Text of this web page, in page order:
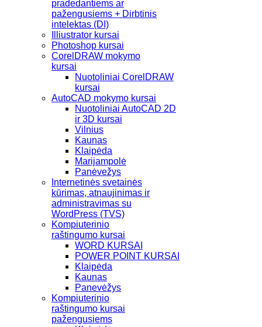
pradedantiems ar
pažengusiems + Dirbtinis
intelektas (DI)
Illiustrator kursai
Photoshop kursai
CorelDRAW mokymo
kursai
Nuotoliniai CorelDRAW
kursai
AutoCAD mokymo kursai
Nuotoliniai AutoCAD 2D
ir 3D kursai
Vilnius
Kaunas
Klaipėda
Marijampolė
Panėvežys
Internetinės svetainės
kūrimas, atnaujinimas ir
administravimas su
WordPress (TVS)
Kompiuterinio
raštingumo kursai
WORD KURSAI
POWER POINT KURSAI
Klaipėda
Kaunas
Panevėžys
Kompiuterinio
raštingumo kursai
pažengusiems